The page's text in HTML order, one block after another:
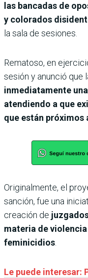
las bancadas de
y colorados
la sala de sesiones.
Rematoso, en
sesión y anunció que
inmediatamente
atendiendo a que
que están próximos
Originalmente, el
sanción, fue una
creación de
materia de
feminicidios.
Le puede interesar: